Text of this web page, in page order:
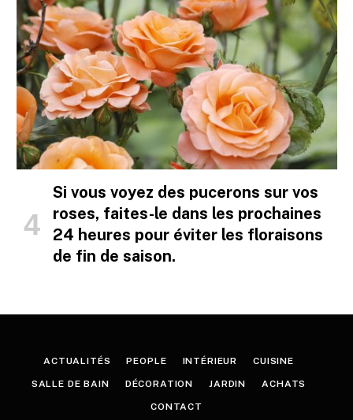
Si vous voyez des pucerons sur vos
roses, faites-le dans les prochaines
24 heures pour éviter les floraisons
de fin de saison.
ACTUALITÉS PEOPLE INTÉRIEUR CUISINE
SALLE DE BAIN DÉCORATION JARDIN ACHATS
CONTACT